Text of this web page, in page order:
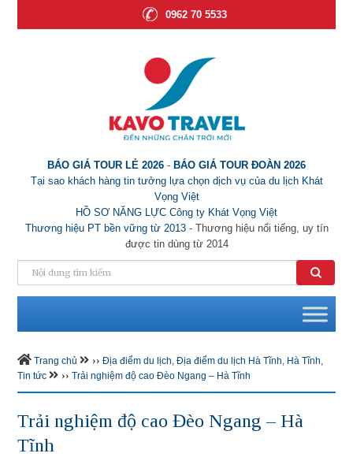
0962 70 5533
BÁO GIÁ TOUR LẺ 2026 - BÁO GIÁ TOUR ĐOÀN 2026
Tại sao khách hàng tin tưởng lựa chọn dịch vụ của du lịch Khát
Vọng Việt
HỒ SƠ NĂNG LỰC Công ty Khát Vọng Việt
Thương hiệu PT bền vững từ 2013- Thương hiệu nổi tiếng, uy tín
được tin dùng từ 2014
Trang chủ ›› Địa điểm du lịch,Địa điểm du lịch Hà Tĩnh, Hà Tĩnh,
Tin tức
›› Trải nghiệm độ cao Đèo Ngang – Hà Tĩnh
Trải nghiệm độ cao Đèo Ngang – Hà
Tĩnh